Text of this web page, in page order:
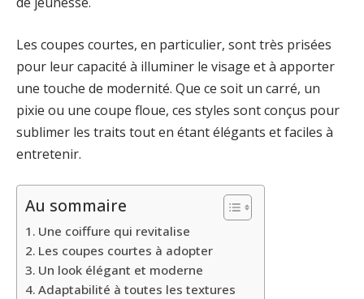
Les coupes courtes, en particulier, sont très prisées
pour leur capacité à illuminer le visage et à apporter
une touche de modernité. Que ce soit un carré, un
pixie ou une coupe floue, ces styles sont conçus pour
sublimer les traits tout en étant élégants et faciles à
entretenir.
Au sommaire
Une coiffure qui revitalise
Les coupes courtes à adopter
Un look élégant et moderne
Adaptabilité à toutes les textures